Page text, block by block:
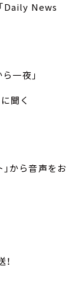
Daily News
一夜」
聞く
から音声をお